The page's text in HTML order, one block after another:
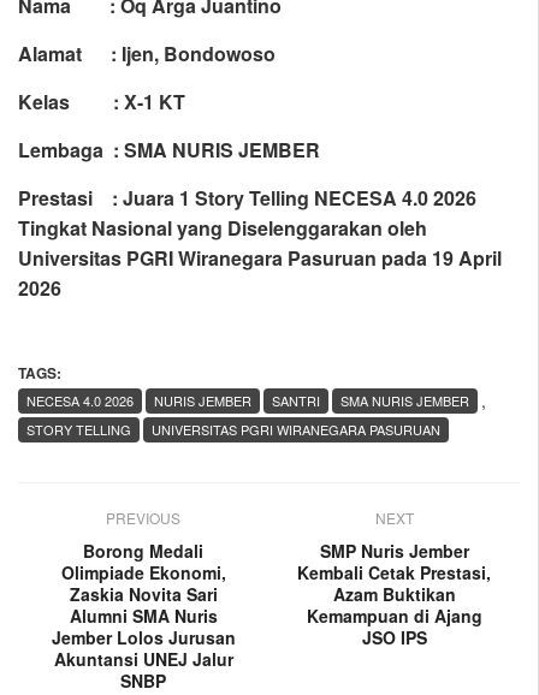
Nama : Oq Arga Juantino
Alamat : Ijen, Bondowoso
Kelas : X-1 KT
Lembaga : SMA NURIS JEMBER
Prestasi : Juara 1 Story Telling NECESA 4.0 2026
Tingkat Nasional yang Diselenggarakan oleh
Universitas PGRI Wiranegara Pasuruan pada 19 April
2026
TAGS:
,
NECESA 4.0 2026 NURIS JEMBER SANTRI
SMA NURIS JEMBER
STORY TELLING
UNIVERSITAS PGRI WIRANEGARA PASURUAN
PREVIOUS
Borong Medali
Olimpiade Ekonomi,
Zaskia Novita Sari
Alumni SMA Nuris
Jember Lolos Jurusan
Akuntansi UNEJ Jalur
SNBP
NEXT
SMP Nuris Jember
Kembali Cetak Prestasi,
Azam Buktikan
Kemampuan di Ajang
JSO IPS